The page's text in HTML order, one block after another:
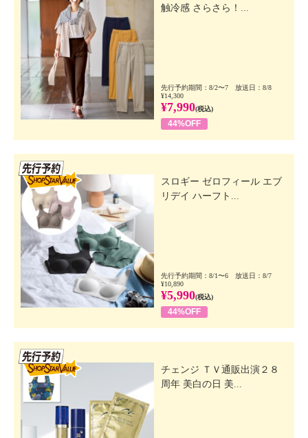
触冷感 さらさら！...
先行予約期間：8/2〜7 放送日：8/8
¥14,300
¥7,990(税込)
44%OFF
スロギー ゼロフィール エブ
リデイ ハーフト...
先行予約期間：8/1〜6 放送日：8/7
¥10,890
¥5,990(税込)
44%OFF
チェンジ ＴＶ通販出演２８
周年 美白の日 美...